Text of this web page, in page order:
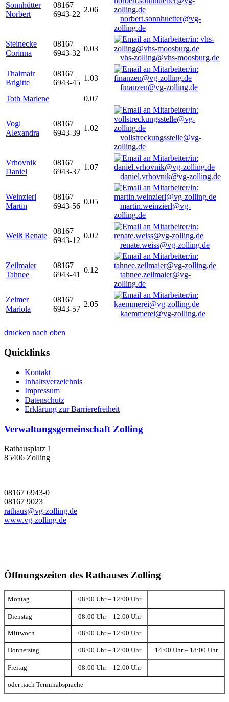
Sonnhütter
Norbert
08167
6943-22
2.06
norbert.sonnhuetter@vg-
zolling.de
Steinecke
Corinna
08167
6943-32
0.03
vhs-zolling@vhs-moosburg.de
Thalmair
Brigitte
08167
6943-45
1.03
finanzen@vg-zolling.de
Toth Marlene
0.07
Vogl
Alexandra
08167
6943-39
1.02
vollstreckungsstelle@vg-
zolling.de
Vrhovnik
Daniel
08167
6943-37
1.07
daniel.vrhovnik@vg-zolling.de
Weinzierl
Martin
08167
6943-56
0.05
martin.weinzierl@vg-
zolling.de
Weiß Renate
08167
6943-12
0.02
renate.weiss@vg-zolling.de
Zeilmaier
Tahnee
08167
6943-41
0.12
tahnee.zeilmaier@vg-
zolling.de
Zelmer
Mariola
08167
6943-57
2.05
kaemmerei@vg-zolling.de
drucken nach oben
Quicklinks
Kontakt
Inhaltsverzeichnis
Impressum
Datenschutz
Erklärung zur Barrierefreiheit
Verwaltungsgemeinschaft Zolling
Rathausplatz 1
85406 Zolling
08167 6943-0
08167 9023
rathaus@vg-zolling.de
www.vg-zolling.de
Öffnungszeiten des Rathauses Zolling
Montag 08:00 Uhr – 12:00 Uhr
Dienstag 08:00 Uhr – 12:00 Uhr
Mittwoch 08:00 Uhr – 12:00 Uhr
Donnerstag 08:00 Uhr – 12:00 Uhr 14:00 Uhr – 18:00 Uhr
Freitag 08:00 Uhr – 12:00 Uhr
oder nach Terminabsprache